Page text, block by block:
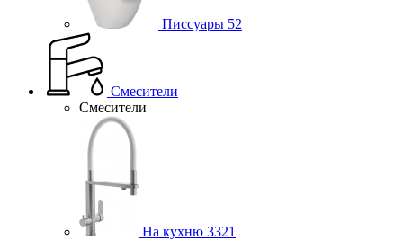
Писсуары 52
Смесители
Смесители
На кухню 3321